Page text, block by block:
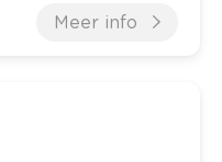
Meer info